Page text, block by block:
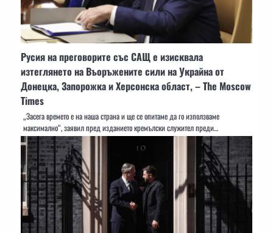
Русия на преговорите със САЩ е изисквала
изтеглянето на Въоръжените сили на Украйна от
Донецка, Запорожка и Херсонска област, – The Moscow
Times
„Засега времето е на наша страна и ще се опитаме да го използваме
максимално“, заявил пред изданието кремълски служител преди…